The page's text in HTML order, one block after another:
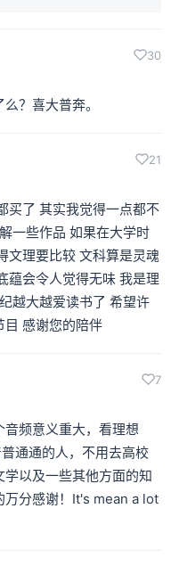
30
？喜大普奔。
21
买了 其实我觉得一点都不
一些作品 如果在大学时
文理要比较 文科算是灵魂
蕴会令人觉得无味 我是理
越大越爱读书了 希望许
目 感谢您的陪伴
7
频意义重大，看理想
通通的人，不用去高校
以及一些其他方面的知
万分感谢！It's mean a lot